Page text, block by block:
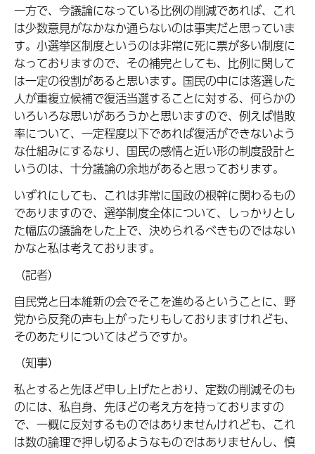
一方で、今議論になっている比例の削減であれば、これ
は少数意見がなかなか通らないのは事実だと思っていま
す。小選挙区制度というのは非常に死に票が多い制度に
なっておりますので、その補完としても、比例に関して
は一定の役割があると思います。国民の中には落選した
人が重複立候補で復活当選することに対する、何らかの
いろいろな思いがあろうかと思いますので、例えば惜敗
率について、一定程度以下であれば復活ができないよう
な仕組みにするなり、国民の感情と近い形の制度設計と
いうのは、十分議論の余地があると思っております。
いずれにしても、これは非常に国政の根幹に関わるもの
でありますので、選挙制度全体について、しっかりとし
た幅広の議論をした上で、決められるべきものではない
かなと私は考えております。
（記者）
自民党と日本維新の会でそこを進めるということに、野
党から反発の声も上がったりもしておりますけれども、
そのあたりについてはどうですか。
（知事）
私とすると先ほど申し上げたとおり、定数の削減そのも
のには、私自身、先ほどの考え方を持っておりますの
で、一概に反対するものではありませんけれども、これ
は数の論理で押し切るようなものではありませんし、慎